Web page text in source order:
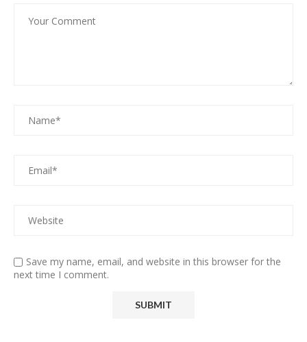
Save my name, email, and website in this browser for the
next time I comment.